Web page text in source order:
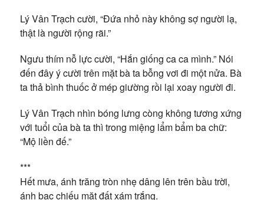
Lý Vân Trạch cười, “Đứa nhỏ này không sợ người lạ,
thật là người rộng rãi.”
Ngưu thím nỗ lực cười, “Hắn giống ca ca mình.” Nói
đến đây ý cười trên mặt bà ta bỗng vơi đi một nửa. Bà
ta thả bình thuốc ở mép giường rồi lại xoay người đi.
Lý Vân Trạch nhìn bóng lưng còng không tương xứng
với tuổi của bà ta thì trong miệng lẩm bẩm ba chữ:
“Mộ liền đế.”
***
Hết mưa, ánh trăng tròn nhẹ dâng lên trên bầu trời,
ánh bạc chiếu mặt đất xám trắng.